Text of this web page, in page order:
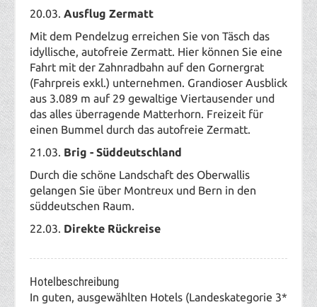
20.03. Ausflug Zermatt
Mit dem Pendelzug erreichen Sie von Täsch das
idyllische, autofreie Zermatt. Hier können Sie eine
Fahrt mit der Zahnradbahn auf den Gornergrat
(Fahrpreis exkl.) unternehmen. Grandioser Ausblick
aus 3.089 m auf 29 gewaltige Viertausender und
das alles überragende Matterhorn. Freizeit für
einen Bummel durch das autofreie Zermatt.
21.03. Brig - Süddeutschland
Durch die schöne Landschaft des Oberwallis
gelangen Sie über Montreux und Bern in den
süddeutschen Raum.
22.03. Direkte Rückreise
Hotelbeschreibung
In guten, ausgewählten Hotels (Landeskategorie 3*